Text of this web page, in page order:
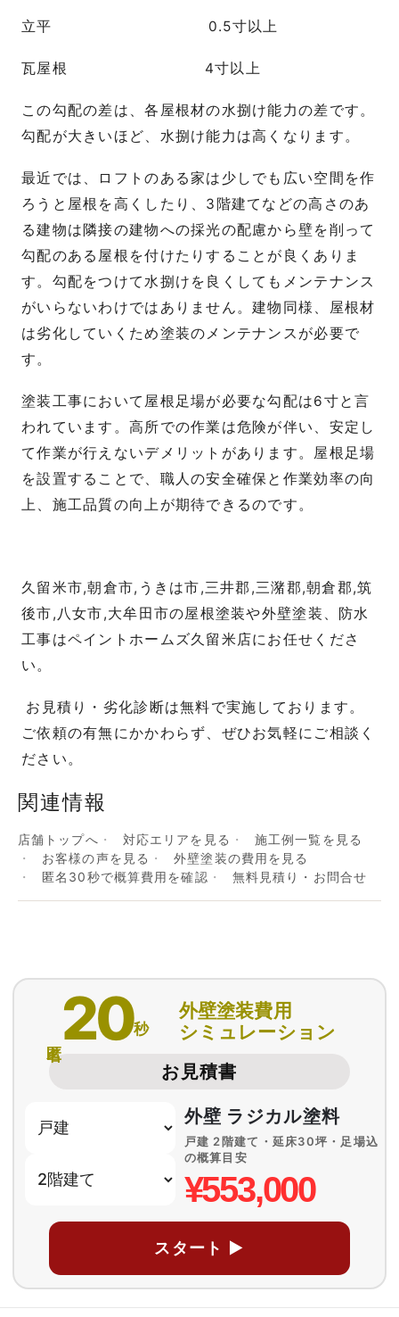
立平 0.5寸以上
瓦屋根 4寸以上
この勾配の差は、各屋根材の水捌け能力の差です。
勾配が大きいほど、水捌け能力は高くなります。
最近では、ロフトのある家は少しでも広い空間を作
ろうと屋根を高くしたり、3階建てなどの高さのあ
る建物は隣接の建物への採光の配慮から壁を削って
勾配のある屋根を付けたりすることが良くありま
す。勾配をつけて水捌けを良くしてもメンテナンス
がいらないわけではありません。建物同様、屋根材
は劣化していくため塗装のメンテナンスが必要で
す。
塗装工事において屋根足場が必要な勾配は6寸と言
われています。高所での作業は危険が伴い、安定し
て作業が行えないデメリットがあります。屋根足場
を設置することで、職人の安全確保と作業効率の向
上、施工品質の向上が期待できるのです。
久留米市,朝倉市,うきは市,三井郡,三潴郡,朝倉郡,筑
後市,八女市,大牟田市の屋根塗装や外壁塗装、防水
工事はペイントホームズ久留米店にお任せくださ
い。
お見積り・劣化診断は無料で実施しております。
ご依頼の有無にかかわらず、ぜひお気軽にご相談く
ださい。
関連情報
店舗トップへ 対応エリアを見る
施工例一覧を見る
お客様の声を見る
外壁塗装の費用を見る
匿名30秒で概算費用を確認
無料見積り・お問合せ
20秒
外壁塗装費用
シミュレーション
お見積書
外壁 ラジカル塗料
戸建 2階建て・延床30坪・足場込
の概算目安
¥553,000
スタート ▶